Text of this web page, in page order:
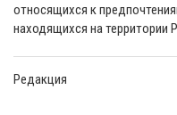
относящихся к
находящихся на территории
Редакция